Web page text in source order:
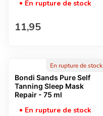
En rupture de stock
Prix normal
11,95
En rupture de stock
Bondi Sands Pure Self
Tanning Sleep Mask
Repair - 75 ml
En rupture de stock